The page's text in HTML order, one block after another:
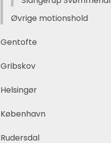
Øvrige motionshold
Gentofte
Gribskov
Helsingør
København
Rudersdal